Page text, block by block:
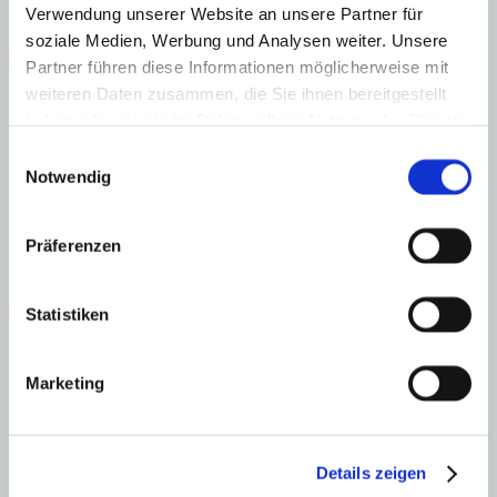
Verwendung unserer Website an unsere Partner für
soziale Medien, Werbung und Analysen weiter. Unsere
Partner führen diese Informationen möglicherweise mit
weiteren Daten zusammen, die Sie ihnen bereitgestellt
Notwendig
Präferenzen
Statistiken
Marketing
Details zeigen
Duschbad
Nähe Strand
neat Swimmingpool
Energieeffizienz
Steuern beim Immobilienkauf auf Mallorca!